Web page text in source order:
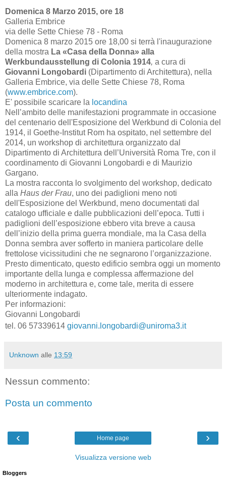
Domenica 8 Marzo 2015, ore 18
Galleria Embrice
via delle Sette Chiese 78 - Roma
Domenica 8 marzo 2015 ore 18,00 si terrà l'inaugurazione
della mostra La «Casa della Donna» alla
Werkbundausstellung di Colonia 1914, a cura di
Giovanni Longobardi (Dipartimento di Architettura), nella
Galleria Embrice, via delle Sette Chiese 78, Roma
(www.embrice.com).
E' possibile scaricare la locandina
Nell’ambito delle manifestazioni programmate in occasione
del centenario dell'Esposizione del Werkbund di Colonia del
1914, il Goethe-Institut Rom ha ospitato, nel settembre del
2014, un workshop di architettura organizzato dal
Dipartimento di Architettura dell’Università Roma Tre, con il
coordinamento di Giovanni Longobardi e di Maurizio
Gargano.
La mostra racconta lo svolgimento del workshop, dedicato
alla Haus der Frau, uno dei padiglioni meno noti
dell'Esposizione del Werkbund, meno documentati dal
catalogo ufficiale e dalle pubblicazioni dell’epoca. Tutti i
padiglioni dell’esposizione ebbero vita breve a causa
dell’inizio della prima guerra mondiale, ma la Casa della
Donna sembra aver sofferto in maniera particolare delle
frettolose vicissitudini che ne segnarono l’organizzazione.
Presto dimenticato, questo edificio sembra oggi un momento
importante della lunga e complessa affermazione del
moderno in architettura e, come tale, merita di essere
ulteriormente indagato.
Per informazioni:
Giovanni Longobardi
tel. 06 57339614 giovanni.longobardi@uniroma3.it
Unknown alle 13:59
Nessun commento:
Posta un commento
‹ ›
Home page
Visualizza versione web
Bloggers